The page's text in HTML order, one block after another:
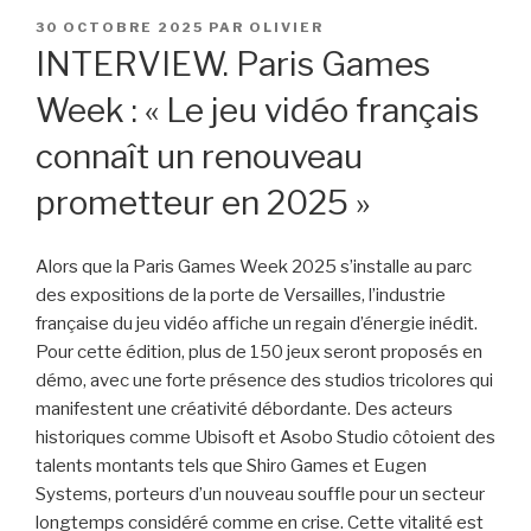
PUBLIÉ
30 OCTOBRE 2025 PAR OLIVIER
INTERVIEW. Paris Games
Week : « Le jeu vidéo français
connaît un renouveau
prometteur en 2025 »
Alors que la Paris Games Week 2025 s’installe au parc
des expositions de la porte de Versailles, l’industrie
française du jeu vidéo affiche un regain d’énergie inédit.
Pour cette édition, plus de 150 jeux seront proposés en
démo, avec une forte présence des studios tricolores qui
manifestent une créativité débordante. Des acteurs
historiques comme Ubisoft et Asobo Studio côtoient des
talents montants tels que Shiro Games et Eugen
Systems, porteurs d’un nouveau souffle pour un secteur
longtemps considéré comme en crise. Cette vitalité est